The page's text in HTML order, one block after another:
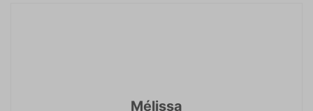
Mélissa